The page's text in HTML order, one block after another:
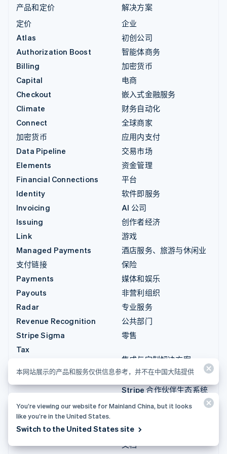
产品和定价
定价
Atlas
Authorization Boost
Billing
Capital
Checkout
Climate
Connect
加密货币
Data Pipeline
Elements
Financial Connections
Identity
Invoicing
Issuing
Link
Managed Payments
支付链接
Payments
Payouts
Radar
Revenue Recognition
Stripe Sigma
Tax
Treasury
解决方案
企业
初创公司
智能体商务
加密货币
电商
嵌入式金融服务
财务自动化
全球商家
应用内支付
交易市场
资金管理
平台
软件即服务
AI 公司
创作者经济
游戏
酒店服务、旅游与休闲业
保险
媒体和娱乐
非营利组织
专业服务
公共部门
零售
集成与定制解决方案
Stripe App Marketplace
Stripe 合作伙伴生态系统
专业服务
开发人员
文档
本网站展示的产品和服务仅供信息参考，并不在中国大陆提供
You’re viewing our website for Mainland China, but it looks
like you’re in the United States.
Switch to the United States site